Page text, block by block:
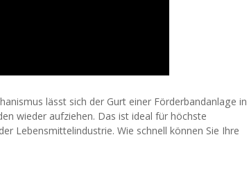
lässt sich der Gurt einer Förderbandanlage in
wieder aufziehen. Das ist ideal für höchste
Lebensmittelindustrie. Wie schnell können Sie Ihre